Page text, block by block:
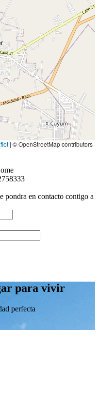
| © OpenStreetMap contributors
pondra en contacto contigo a
para vivir
perfecta